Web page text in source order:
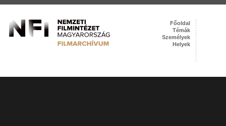
Főoldal
Témák
Személyek
Helyek